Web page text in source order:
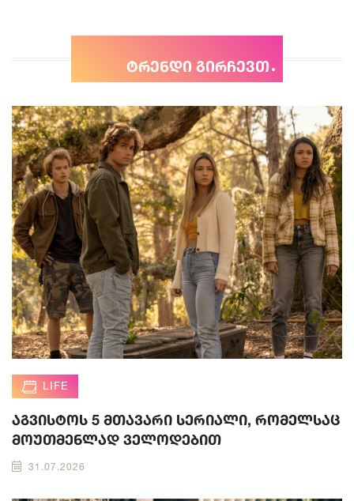
ტრენდი გირჩევთ
LIFE
აგვისტოს 5 მთავარი სერიალი, რომელსაც
მოუთმენლად ველოდებით
31.07.2026